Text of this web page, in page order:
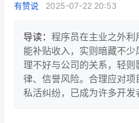
增长产品指南
智库 产
有赞说 2025-07-22 20:53
导读： 程序员在主业之外
能补贴收入，实则暗藏不
理不好与公司的关系，轻
律、信誉风险。合理应对
私活纠纷，已成为许多开发